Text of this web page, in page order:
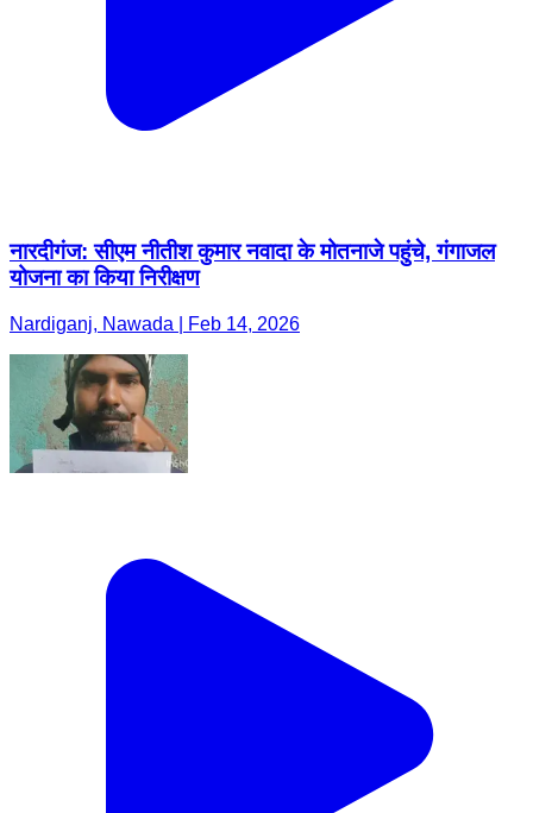
नारदीगंज: सीएम नीतीश कुमार नवादा के मोतनाजे पहुंचे, गंगाजल
योजना का किया निरीक्षण
Nardiganj, Nawada | Feb 14, 2026